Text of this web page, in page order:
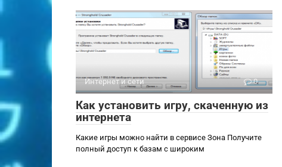
Интернет и сети 0
Как установить игру, скаченную из
интернета
Какие игры можно найти в сервисе Зона Получите
полный доступ к базам с широким